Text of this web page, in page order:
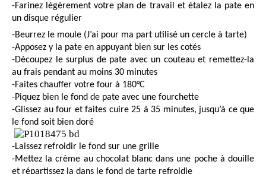
-Farinez légèrement votre plan de travail et étalez la pate en
un disque régulier
-Beurrez le moule (J’ai pour ma part utilisé un cercle à tarte)
-Apposez y la pate en appuyant bien sur les cotés
-Découpez le surplus de pate avec un couteau et remettez-la
au frais pendant au moins 30 minutes
-Faites chauffer votre four à 180°C
-Piquez bien le fond de pate avec une fourchette
-Glissez au four et faites cuire 25 à 35 minutes, jusqu’à ce que
le fond soit bien doré
-Laissez refroidir le fond sur une grille
-Mettez la crème au chocolat blanc dans une poche à douille
et répartissez la dans le fond de tarte refroidie